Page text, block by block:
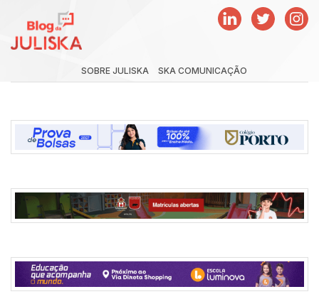
SOBRE JULISKA SKA COMUNICAÇÃO